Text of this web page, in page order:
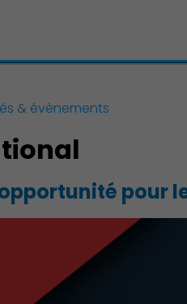
& évènements
pour